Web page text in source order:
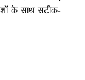
के साथ सटीक-